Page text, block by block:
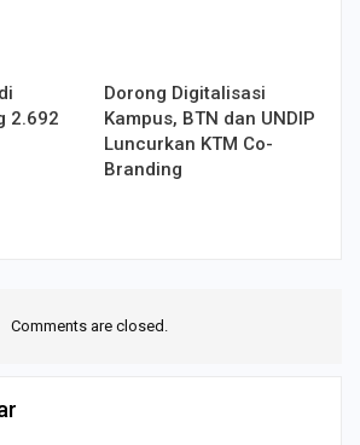
2.692
Dorong Digitalisasi
Kampus, BTN dan UNDIP
Luncurkan KTM Co-
Branding
Comments are closed.